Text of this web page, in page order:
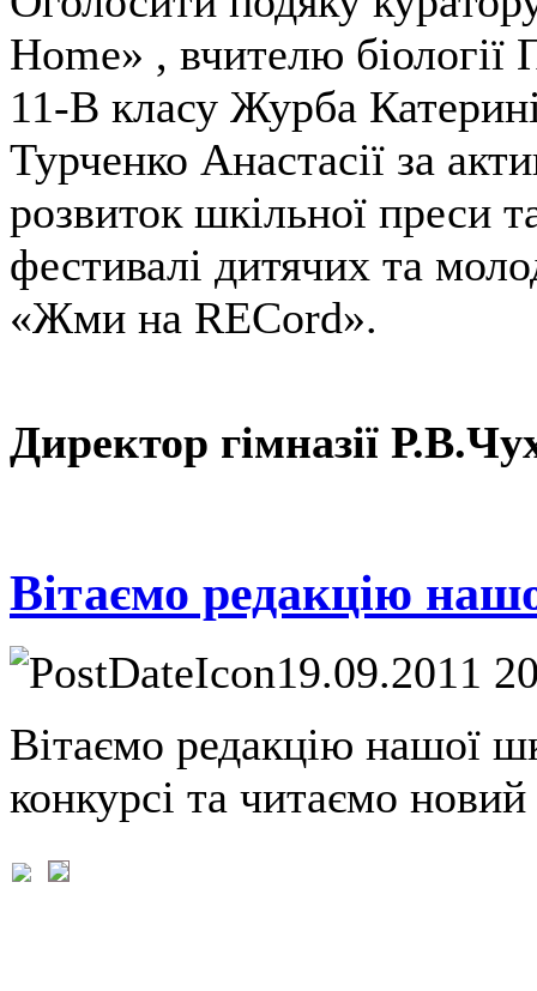
Home» , вчителю
11-В класу Журба
Турченко Анастасії за
розвиток шкільної преси
фестивалі дитячих та
«Жми на RECord».
Директор гімназії
Вітаємо редакцію
19.09.2011
Вітаємо редакцію нашої
конкурсі та читаємо